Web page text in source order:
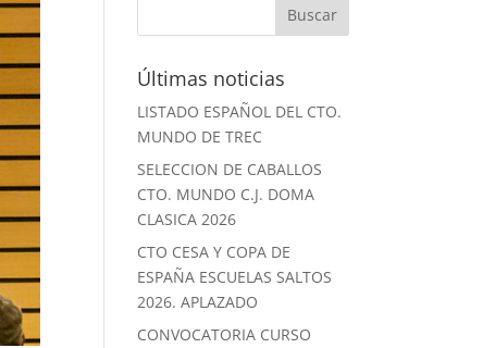
Últimas noticias
LISTADO ESPAÑOL DEL CTO.
MUNDO DE TREC
SELECCION DE CABALLOS
CTO. MUNDO C.J. DOMA
CLASICA 2026
CTO CESA Y COPA DE
ESPAÑA ESCUELAS SALTOS
2026. APLAZADO
CONVOCATORIA CURSO